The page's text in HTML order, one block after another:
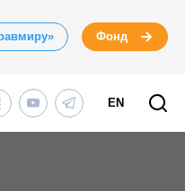
Фонд
EN